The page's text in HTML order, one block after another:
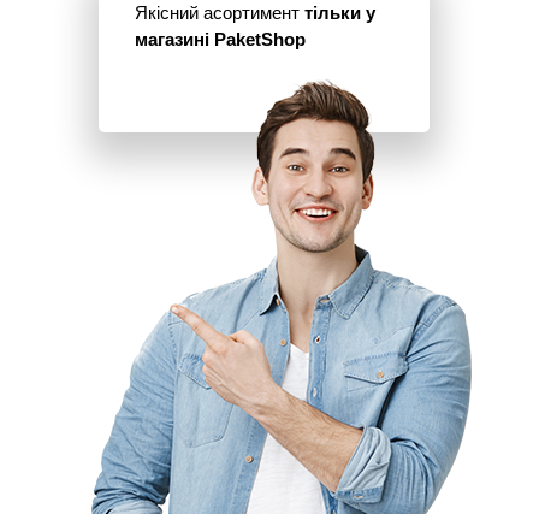
Якісний асортимент тільки у
магазині PaketShop